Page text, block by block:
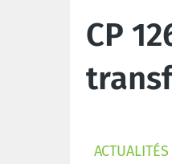
CP
ACTUALITÉS